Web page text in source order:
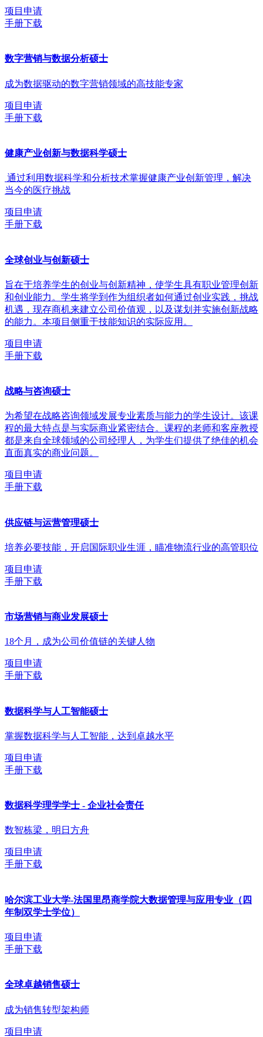
项目申请
手册下载
数字营销与数据分析硕士
成为数据驱动的数字营销领域的高技能专家
项目申请
手册下载
健康产业创新与数据科学硕士
通过利用数据科学和分析技术掌握健康产业创新管理，解决
当今的医疗挑战
项目申请
手册下载
全球创业与创新硕士
旨在于培养学生的创业与创新精神，使学生具有职业管理创新
和创业能力。学生将学到作为组织者如何通过创业实践，挑战
机遇，现存商机来建立公司价值观，以及谋划并实施创新战略
的能力。本项目侧重于技能知识的实际应用。
项目申请
手册下载
战略与咨询硕士
为希望在战略咨询领域发展专业素质与能力的学生设计。该课
程的最大特点是与实际商业紧密结合。课程的老师和客座教授
都是来自全球领域的公司经理人，为学生们提供了绝佳的机会
直面真实的商业问题。
项目申请
手册下载
供应链与运营管理硕士
培养必要技能，开启国际职业生涯，瞄准物流行业的高管职位
项目申请
手册下载
市场营销与商业发展硕士
18个月，成为公司价值链的关键人物
项目申请
手册下载
数据科学与人工智能硕士
掌握数据科学与人工智能，达到卓越水平
项目申请
手册下载
数据科学理学学士 - 企业社会责任
数智栋梁，明日方舟
项目申请
手册下载
哈尔滨工业大学-法国里昂商学院大数据管理与应用专业（四
年制双学士学位）
项目申请
手册下载
全球卓越销售硕士
成为销售转型架构师
项目申请